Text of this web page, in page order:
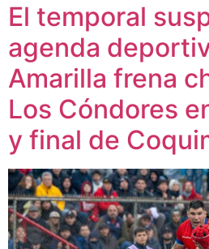
El temporal
agenda
Amarilla frena
Los Cóndores
y final de